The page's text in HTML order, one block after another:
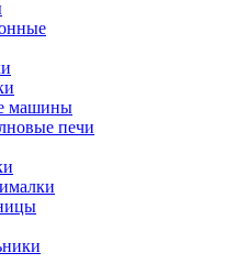
машины
печи